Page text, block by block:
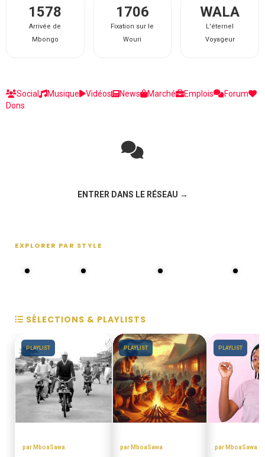
1578
Arrivée de
Mbongo
1706
Fixation sur le
Wouri
WALA
L'éternel
Voyageur
Social Musique Vidéos News Marché Emplois
Forum
Dons
ENTRER DANS LE RÉSEAU →
EXPLORER PAR STYLE
SÉLECTIONS & PLAYLISTS
PLAYLIST
par MboaSawa
PLAYLIST
par MboaSawa
PLAYLIST
par MboaSawa